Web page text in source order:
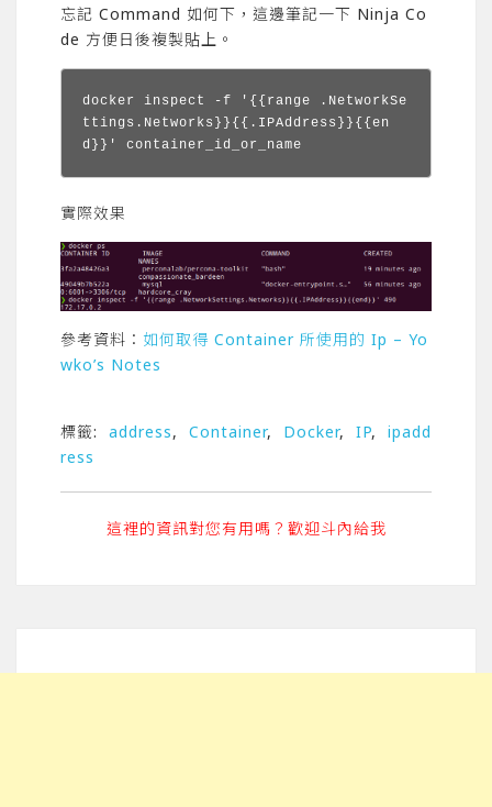
忘記 Command 如何下，這邊筆記一下 Ninja Co
de 方便日後複製貼上。
docker inspect -f '{{range .NetworkSe
ttings.Networks}}{{.IPAddress}}{{en
d}}' container_id_or_name
實際效果
參考資料： 如何取得 Container 所使用的 Ip – Yo
wko’s Notes
標籤: address, Container, Docker, IP,
ipadd
ress
這裡的資訊對您有用嗎？歡迎斗內給我